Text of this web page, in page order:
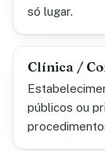
só lugar.
Clínica /
públicos ou